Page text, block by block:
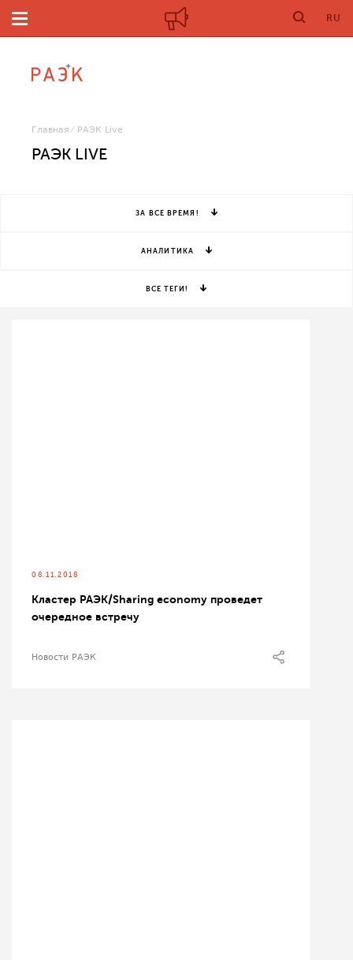
RU
Главная РАЭК Live
РАЭК LIVE
ЗА ВСЕ ВРЕМЯ!
АНАЛИТИКА
ВСЕ ТЕГИ!
08.11.2018
Кластер РАЭК/Sharing economy проведет
очередное встречу
Новости РАЭК